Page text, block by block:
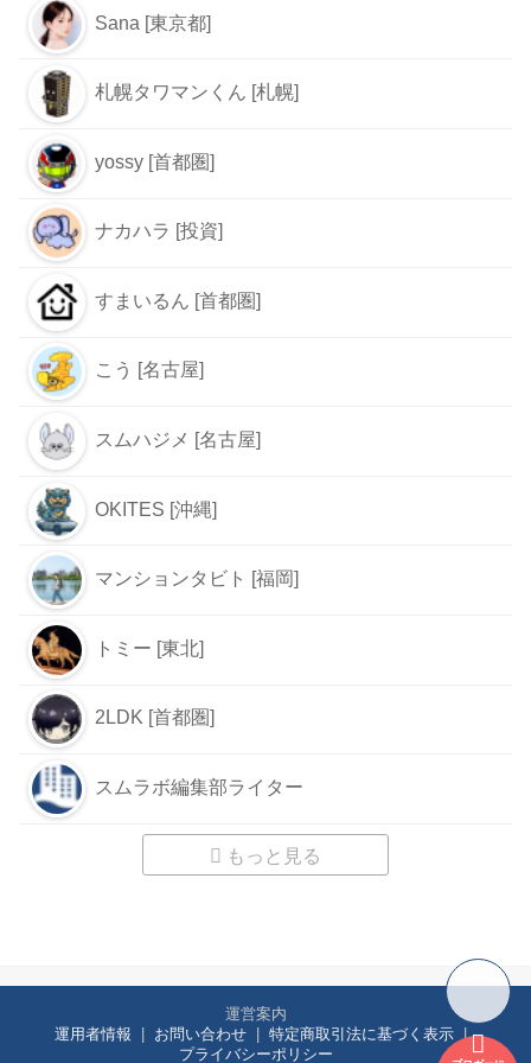
Sana [東京都]
札幌タワマンくん [札幌]
yossy [首都圏]
ナカハラ [投資]
すまいるん [首都圏]
こう [名古屋]
スムハジメ [名古屋]
OKITES [沖縄]
マンションタビト [福岡]
トミー [東北]
2LDK [首都圏]
スムラボ編集部ライター
もっと見る
運営案内
運用者情報
お問い合わせ
特定商取引法に基づく表示
プライバシーポリシー